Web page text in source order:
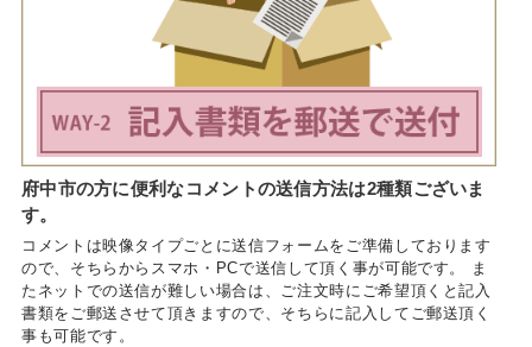
府中市の方に便利なコメントの送信方法は2種類ございま
す。
コメントは映像タイプごとに送信フォームをご準備しております
ので、そちらからスマホ・PCで送信して頂く事が可能です。 ま
たネットでの送信が難しい場合は、ご注文時にご希望頂くと記入
書類をご郵送させて頂きますので、そちらに記入してご郵送頂く
事も可能です。